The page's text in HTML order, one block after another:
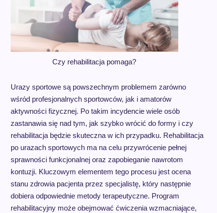
Czy rehabilitacja pomaga?
Urazy sportowe są powszechnym problemem zarówno
wśród profesjonalnych sportowców, jak i amatorów
aktywności fizycznej. Po takim incydencie wiele osób
zastanawia się nad tym, jak szybko wrócić do formy i czy
rehabilitacja będzie skuteczna w ich przypadku. Rehabilitacja
po urazach sportowych ma na celu przywrócenie pełnej
sprawności funkcjonalnej oraz zapobieganie nawrotom
kontuzji. Kluczowym elementem tego procesu jest ocena
stanu zdrowia pacjenta przez specjalistę, który następnie
dobiera odpowiednie metody terapeutyczne. Program
rehabilitacyjny może obejmować ćwiczenia wzmacniające,